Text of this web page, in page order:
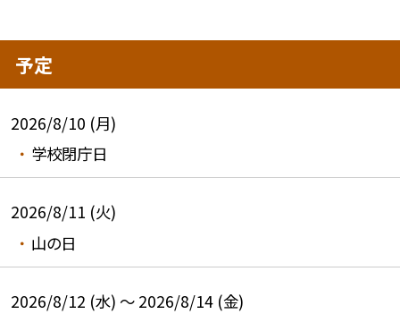
予定
2026/8/10 (月)
学校閉庁日
2026/8/11 (火)
山の日
2026/8/12 (水) ～ 2026/8/14 (金)